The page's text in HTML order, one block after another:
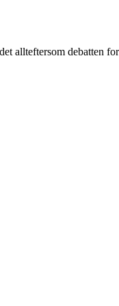
allteftersom debatten